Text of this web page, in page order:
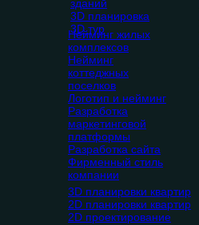
3D планировки квартир
2D планировки квартир
2D проектирование
зданий
3D планировка
3D тур
Нейминг жилых
комплексов
Нейминг
коттеджных
поселков
Логотип и нейминг
Разработка
маркетинговой
платформы
Разработка сайта
Фирменный стиль
компании